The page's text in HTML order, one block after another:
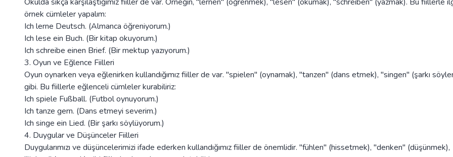
örnek cümleler yapalım:
Ich lerne Deutsch. (Almanca öğreniyorum.)
Ich lese ein Buch. (Bir kitap okuyorum.)
Ich schreibe einen Brief. (Bir mektup yazıyorum.)
3. Oyun ve Eğlence Fiilleri
Oyun oynarken veya eğlenirken kullandığımız fiiller de var. "spielen" (oynamak), "tanzen" (dans etmek), "singen" (şarkı
gibi. Bu fiillerle eğlenceli cümleler kurabiliriz:
Ich spiele Fußball. (Futbol oynuyorum.)
Ich tanze gern. (Dans etmeyi severim.)
Ich singe ein Lied. (Bir şarkı söylüyorum.)
4. Duygular ve Düşünceler Fiilleri
Duygularımızı ve düşüncelerimizi ifade ederken kullandığımız fiiller de önemlidir. "fühlen" (hissetmek), "denken" (düşünmek),